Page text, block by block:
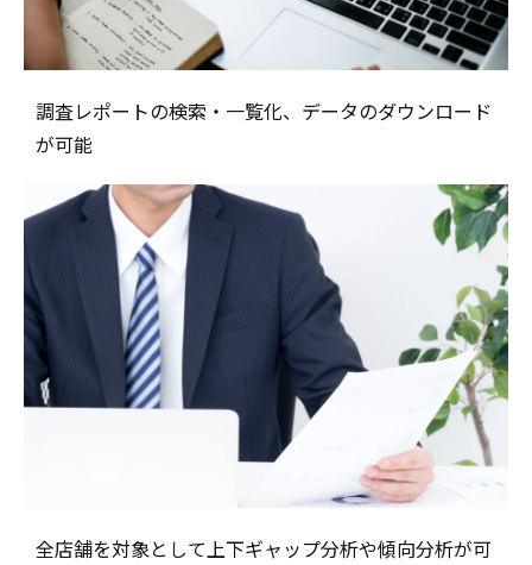
調査レポートの検索・一覧化、データのダウンロード
が可能
全店舗を対象として上下ギャップ分析や傾向分析が可